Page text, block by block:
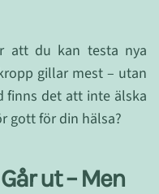
att du kan testa nya
gillar mest – utan
finns det att inte älska
gott för din hälsa?
ut – Men